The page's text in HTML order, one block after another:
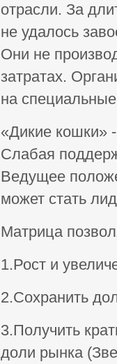
отрасли. За
не удалось
Они не
затратах.
на
«Дикие кошки»
Слабая
Ведущее
может стать
Матрица
1.Рост и
2.Сохранить
3.Получить
доли рынка